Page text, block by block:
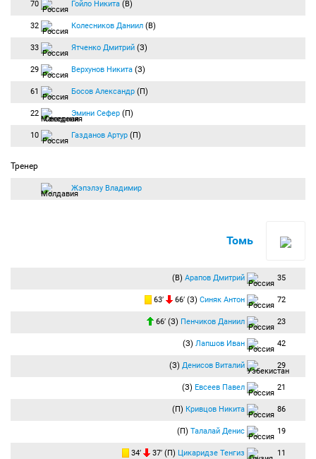
70 Гойло Никита (В)
32 Колесников Даниил (В)
33 Ятченко Дмитрий (З)
29 Верхунов Никита (З)
61 Босов Александр (П)
22 Эмини Сефер (П)
10 Газданов Артур (П)
Тренер
Жэпэлэу Владимир
Томь
(В) Арапов Дмитрий 35
63′ 66′ (З) Синяк Антон 72
66′ (З) Пенчиков Даниил 23
(З) Лапшов Иван 42
(З) Денисов Виталий 29
(З) Евсеев Павел 21
(П) Кривцов Никита 86
(П) Талалай Денис 19
34′ 37′ (П) Цикаридзе Тенгиз 11